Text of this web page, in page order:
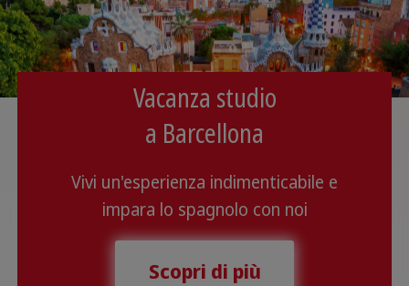
Vacanza studio
a Barcellona
Vivi un'esperienza indimenticabile e
impara lo spagnolo con noi
Scopri di più